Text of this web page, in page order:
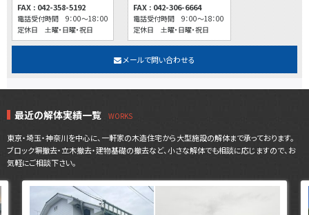
FAX : 042-358-5192
電話受付時間 9：00～18：00
定休日 土曜・日曜・祝日
FAX : 042-306-6664
電話受付時間 9：00～18：00
定休日 土曜・日曜・祝日
メールで問い合わせる
最近の解体実績一覧
東京・埼玉・神奈川を中心に、一軒家の木造住宅から大型施設の解体まで承っております。
ブロック塀撤去・立木撤去・建物基礎の撤去など、小さな解体でも相談に応じますので、お
気軽にご相談下さい。